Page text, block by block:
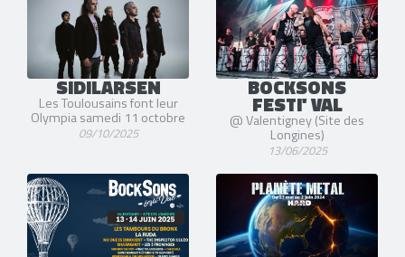
SIDILARSEN
Les Toulousains font leur
Olympia samedi 11 octobre
09/10/2025
BOCKSONS
FESTI' VAL
@ Valentigney (Site des
Longines)
13/06/2025